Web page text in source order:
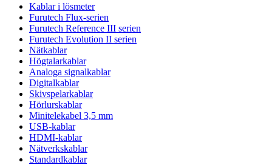
Kablar i lösmeter
Furutech Flux-serien
Furutech Reference III serien
Furutech Evolution II serien
Nätkablar
Högtalarkablar
Analoga signalkablar
Digitalkablar
Skivspelarkablar
Hörlurskablar
Minitelekabel 3,5 mm
USB-kablar
HDMI-kablar
Nätverkskablar
Standardkablar